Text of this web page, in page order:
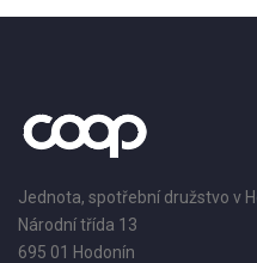
Jednota, spotřební družstvo v
Národní třída 13
695 01 Hodonín